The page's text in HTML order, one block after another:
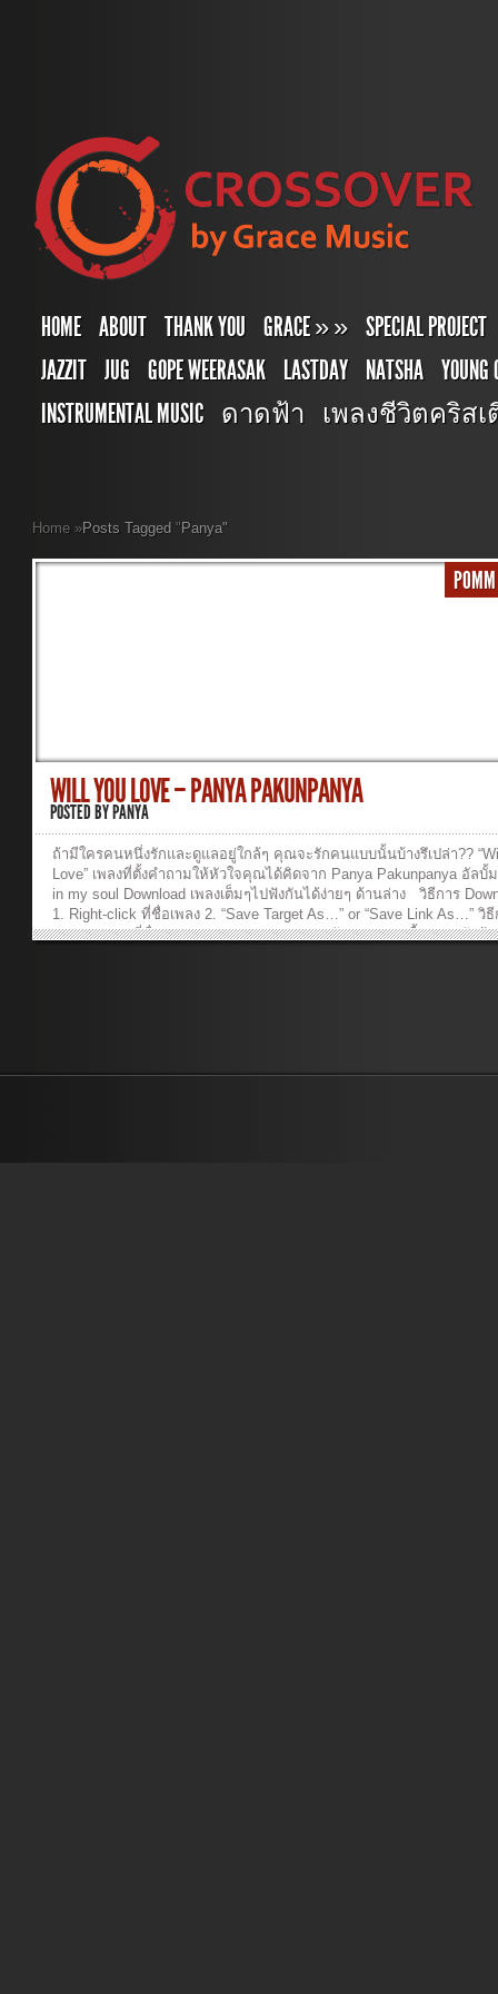
HOME ABOUT THANK YOU GRACE»» SPECIAL PROJECT
JAZZIT JUG GOPE WEERASAK LASTDAY NATSHA YOUNG
INSTRUMENTAL MUSIC ดาดฟ้า เพลงชีวิตคริสเตียน
Home »Posts Tagged" Panya"
WILL YOU LOVE – PANYA PAKUNPANYA
POSTED BYPANYA
ถ้ามีใครคนหนึ่งรักและดูแลอยู่ใกล้ๆ คุณจะรักคนแบบนั้นบ้างรึเปล่า??
Love” เพลงที่ตั้งคำถามให้หัวใจคุณได้คิดจาก Panya Pakunpanya อัลบั้
in my soul Download เพลงเต็มๆไปฟังกันได้ง่ายๆ ด้านล่าง วิธีการ
1. Right-click ที่ชื่อเพลง 2. “Save Target As…” or “Save Link As…” วิ
เพลง : Click ที่ชื่อเพลง 01-Will-You-Love ...ฟังเพลง >> เนื้อเพลง รักบ้
รักแท้ให้เธอ เธอจะรักเขาบ้างไหม หากมีใครที่ทำเพื่อเธอยอมด้วยรักจน